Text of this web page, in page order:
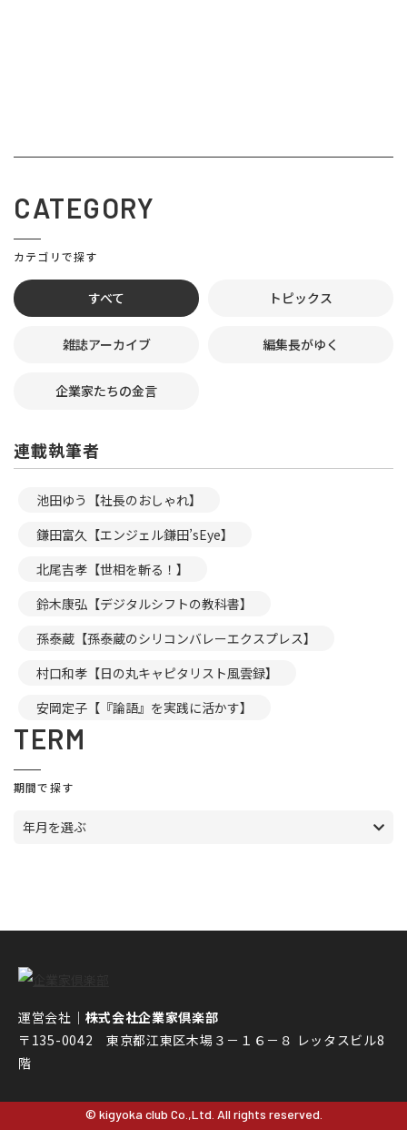
CATEGORY
カテゴリで探す
すべて トピックス
雑誌アーカイブ 編集長がゆく
企業家たちの金言
連載執筆者
池田ゆう【社長のおしゃれ】
鎌田富久【エンジェル鎌田’sEye】
北尾吉孝【世相を斬る！】
鈴木康弘【デジタルシフトの教科書】
孫泰蔵【孫泰蔵のシリコンバレーエクスプレス】
村口和孝【日の丸キャピタリスト風雲録】
安岡定子【『論語』を実践に活かす】
TERM
期間で探す
年月を選ぶ
運営会社｜ 株式会社企業家倶楽部
〒135-0042 東京都江東区木場３－１６－８ レッタスビル8
階
© kigyoka club Co.,Ltd. All rights reserved.